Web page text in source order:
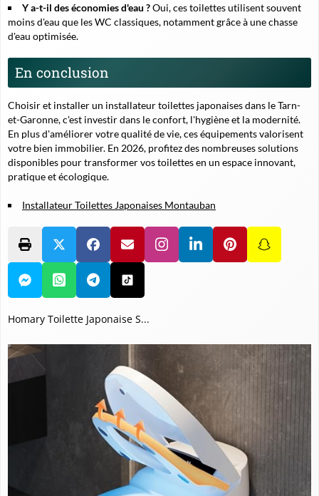
Y a-t-il des économies d'eau ?Oui, ces toilettes utilisent souvent
moins d'eau que les WC classiques, notamment grâce à une chasse
d'eau optimisée.
En conclusion
Choisir et installer un installateur toilettes japonaisesdans le Tarn-
et-Garonne, c'est investir dans le confort, l'hygiène et la modernité.
En plus d'améliorer votre qualité de vie, ces équipements valorisent
votre bien immobilier. En 2026, profitez des nombreuses solutions
disponibles pour transformer vos toilettes en un espace innovant,
pratique et écologique.
Installateur Toilettes Japonaises Montauban
Homary Toilette Japonaise S...